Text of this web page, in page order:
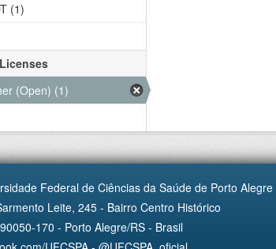
(1)
Licenses
(Open) (1)
Federal de Ciências da Saúde de Porto Alegre
Leite, 245 - Bairro Centro Histórico
170 - Porto Alegre/RS - Brasil